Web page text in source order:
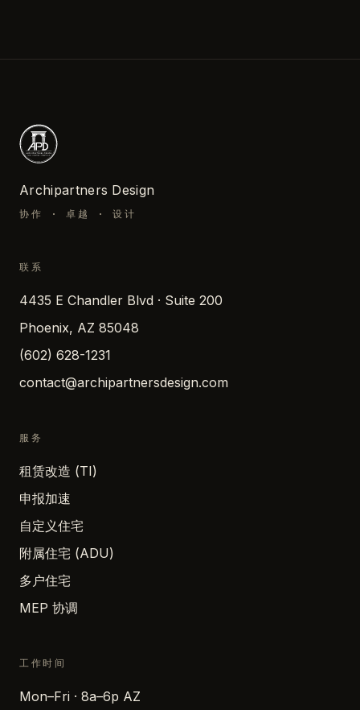
Archipartners Design
协作 · 卓越 · 设计
联系
4435 E Chandler Blvd · Suite 200
Phoenix, AZ 85048
(602) 628-1231
contact@archipartnersdesign.com
服务
租赁改造 (TI)
申报加速
自定义住宅
附属住宅 (ADU)
多户住宅
MEP 协调
工作时间
Mon–Fri · 8a–6p AZ